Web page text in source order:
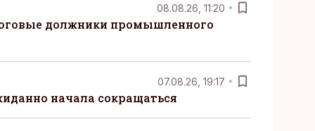
08.08.26, 11:20
должники промышленного
07.08.26, 19:17
начала сокращаться